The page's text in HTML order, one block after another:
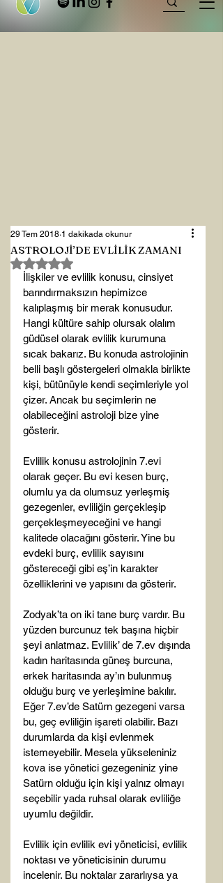
ASTROLOJİ’DE EVLİLİK ZAMANI
29 Tem 2018 1 dakikada okunur
5 üzerinden NaN yıldız
İlişkiler ve evlilik konusu, cinsiyet
barındırmaksızın hepimizce
kalıplaşmış bir merak konusudur.
Hangi kültüre sahip olursak olalım
güdüsel olarak evlilik kurumuna
sıcak bakarız. Bu konuda astrolojinin
belli başlı göstergeleri olmakla birlikte
kişi, bütünüyle kendi seçimleriyle yol
çizer. Ancak bu seçimlerin ne
olabileceğini astroloji bize yine
gösterir.
Evlilik konusu astrolojinin 7.evi
olarak geçer. Bu evi kesen burç,
olumlu ya da olumsuz yerleşmiş
gezegenler, evliliğin gerçekleşip
gerçekleşmeyeceğini ve hangi
kalitede olacağını gösterir. Yine bu
evdeki burç, evlilik sayısını
göstereceği gibi eş’in karakter
özelliklerini ve yapısını da gösterir.
Zodyak’ta on iki tane burç vardır. Bu
yüzden burcunuz tek başına hiçbir
şeyi anlatmaz. Evlilik’ de 7.ev dışında
kadın haritasında güneş burcuna,
erkek haritasında ay’ın bulunmuş
olduğu burç ve yerleşimine bakılır.
Eğer 7.ev’de Satürn gezegeni varsa
bu, geç evliliğin işareti olabilir. Bazı
durumlarda da kişi evlenmek
istemeyebilir. Mesela yükseleniniz
kova ise yönetici gezegeniniz yine
Satürn olduğu için kişi yalnız olmayı
seçebilir yada ruhsal olarak evliliğe
uyumlu değildir.
Evlilik için evlilik evi yöneticisi, evlilik
noktası ve yöneticisinin durumu
incelenir. Bu noktalar zararlıysa ya